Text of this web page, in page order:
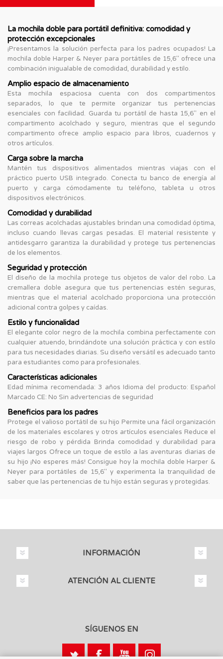
La mochila doble para portátil definitiva: comodidad y
protección excepcionales
¡Presentamos la solución perfecta para los padres ocupados! La
mochila doble Harper & Neyer para portátiles de 15,6" ofrece una
combinación inigualable de comodidad, durabilidad y estilo.
Amplio espacio de almacenamiento
Esta mochila espaciosa cuenta con dos compartimentos
separados, lo que te permite organizar tus pertenencias
esenciales con facilidad. Guarda tu portátil de hasta 15,6" en el
compartimento acolchado y seguro, mientras que el segundo
compartimento ofrece amplio espacio para libros, cuadernos y
otros artículos.
Carga sobre la marcha
Mantén tus dispositivos alimentados mientras viajas con el
práctico puerto USB integrado. Conecta tu banco de energía al
puerto y carga cómodamente tu teléfono, tableta u otros
dispositivos electrónicos.
Comodidad y durabilidad
Las correas acolchadas ajustables brindan una comodidad óptima,
incluso cuando llevas cargas pesadas. El material resistente y
antidesgarro garantiza la durabilidad y protege tus pertenencias
de los elementos.
Seguridad y protección
El diseño de la mochila protege tus objetos de valor del robo. La
cremallera doble asegura que tus pertenencias estén seguras,
mientras que el material acolchado proporciona una protección
adicional contra golpes y caídas.
Estilo y funcionalidad
El elegante color negro de la mochila combina perfectamente con
cualquier atuendo, brindándote una solución práctica y con estilo
para tus necesidades diarias. Su diseño versátil es adecuado tanto
para estudiantes como para profesionales.
Características adicionales
Edad mínima recomendada: 3 años Idioma del producto: Español
Marcado CE: No Sin advertencias de seguridad
Beneficios para los padres
Protege el valioso portátil de su hijo Permite una fácil organización
de los materiales escolares y otros artículos esenciales Reduce el
riesgo de robo y pérdida Brinda comodidad y durabilidad para
viajes largos Ofrece un toque de estilo a las aventuras diarias de
su hijo ¡No esperes más! Consigue hoy la mochila doble Harper &
Neyer para portátiles de 15,6" y experimenta la tranquilidad de
saber que las pertenencias de tu hijo están seguras y protegidas.
INFORMACIÓN
ATENCIÓN AL CLIENTE
SÍGUENOS EN